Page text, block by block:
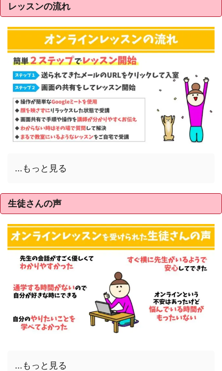
レッスンの流れ
...もっと見る
生徒さんの声
...もっと見る